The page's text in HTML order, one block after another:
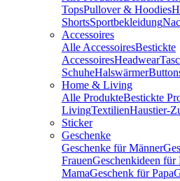
TopsPullover & Hoodies
ShortsSportbekleidung
Accessoires
Alle AccessoiresBestickte
AccessoiresHeadwear
SchuheHalswärmer
Home & Living
Alle ProdukteBestickte
LivingTextilienHaustier-
Sticker
Geschenke
Geschenke für Männer
FrauenGeschenkideen für
MamaGeschenk für Papa